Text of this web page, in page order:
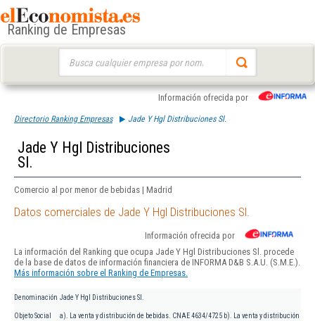
Ranking de Empresas
Información ofrecida por
Directorio Ranking Empresas Jade Y Hgl Distribuciones Sl.
Jade Y Hgl Distribuciones
Sl.
Comercio al por menor de bebidas | Madrid
Datos comerciales de Jade Y Hgl Distribuciones Sl.
Información ofrecida por
La información del Ranking que ocupa Jade Y Hgl Distribuciones Sl. procede
de la base de datos de información financiera de INFORMA D&B S.A.U. (S.M.E.).
Más información sobre el Ranking de Empresas.
Denominación Jade Y Hgl Distribuciones Sl.
Objeto Social
a). La venta y distribución de bebidas. CNAE 4634/4725 b). La venta y distribución